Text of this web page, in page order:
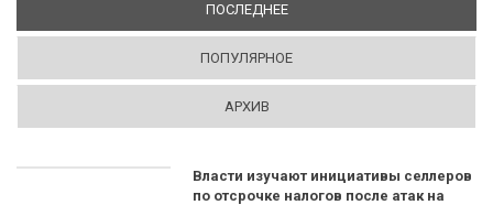
ПОСЛЕДНЕЕ(АКТИВНАЯ ВКЛАДКА)
ПОПУЛЯРНОЕ
АРХИВ
Власти изучают инициативы селлеров
по отсрочке налогов после атак на